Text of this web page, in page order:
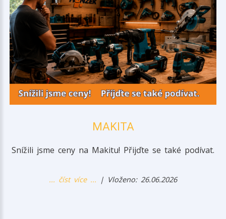
MAKITA
Snížili jsme ceny na Makitu! Přijďte se také podívat.
... číst více ... | Vloženo: 26.06.2026